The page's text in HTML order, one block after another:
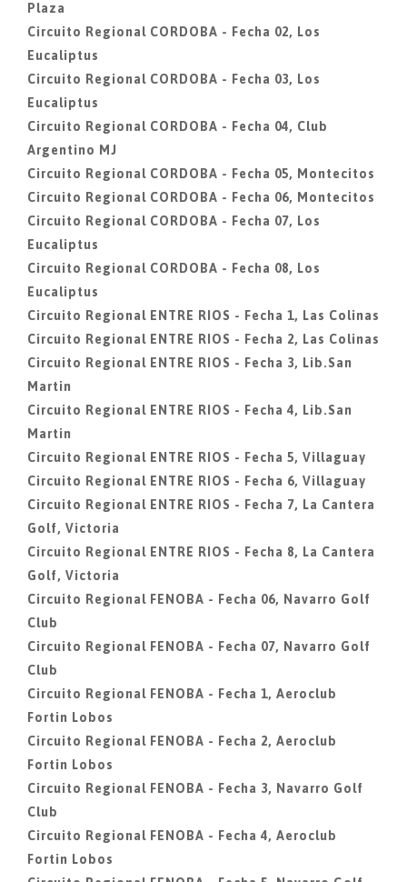
Plaza
Circuito Regional CORDOBA - Fecha 02, Los
Eucaliptus
Circuito Regional CORDOBA - Fecha 03, Los
Eucaliptus
Circuito Regional CORDOBA - Fecha 04, Club
Argentino MJ
Circuito Regional CORDOBA - Fecha 05, Montecitos
Circuito Regional CORDOBA - Fecha 06, Montecitos
Circuito Regional CORDOBA - Fecha 07, Los
Eucaliptus
Circuito Regional CORDOBA - Fecha 08, Los
Eucaliptus
Circuito Regional ENTRE RIOS - Fecha 1, Las Colinas
Circuito Regional ENTRE RIOS - Fecha 2, Las Colinas
Circuito Regional ENTRE RIOS - Fecha 3, Lib.San
Martin
Circuito Regional ENTRE RIOS - Fecha 4, Lib.San
Martin
Circuito Regional ENTRE RIOS - Fecha 5, Villaguay
Circuito Regional ENTRE RIOS - Fecha 6, Villaguay
Circuito Regional ENTRE RIOS - Fecha 7, La Cantera
Golf, Victoria
Circuito Regional ENTRE RIOS - Fecha 8, La Cantera
Golf, Victoria
Circuito Regional FENOBA - Fecha 06, Navarro Golf
Club
Circuito Regional FENOBA - Fecha 07, Navarro Golf
Club
Circuito Regional FENOBA - Fecha 1, Aeroclub
Fortin Lobos
Circuito Regional FENOBA - Fecha 2, Aeroclub
Fortin Lobos
Circuito Regional FENOBA - Fecha 3, Navarro Golf
Club
Circuito Regional FENOBA - Fecha 4, Aeroclub
Fortin Lobos